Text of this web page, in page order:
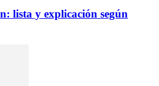
lista y explicación según